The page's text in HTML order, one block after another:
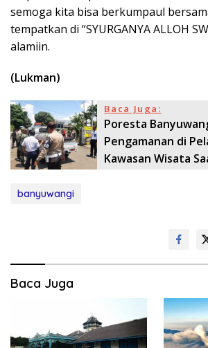
semoga kita bisa berkumpaul
tempatkan di “SYURGANYA ALLOH
alamiin.
(Lukman)
Baca Juga:
Poresta
Pengamanan di
Kawasan Wisata
banyuwangi
Baca Juga